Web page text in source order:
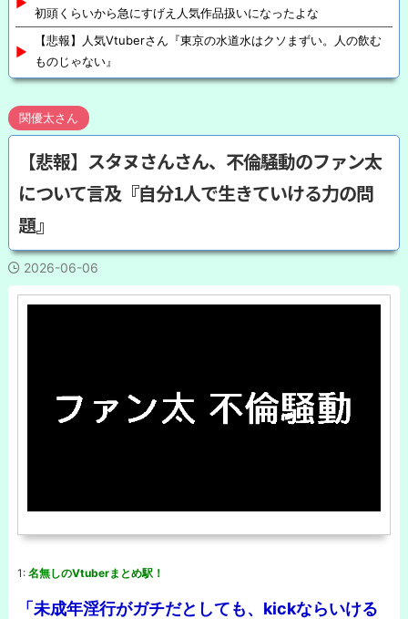
初頭くらいから急にすげえ人気作品扱いになったよな
【悲報】人気Vtuberさん『東京の水道水はクソまずい。人の飲む
ものじゃない』
関優太さん
【悲報】スタヌさんさん、不倫騒動のファン太
について言及『自分1人で生きていける力の問
題』
2026-06-06
1: 名無しのVtuberまとめ駅！
「未成年淫行がガチだとしても、kickならいける